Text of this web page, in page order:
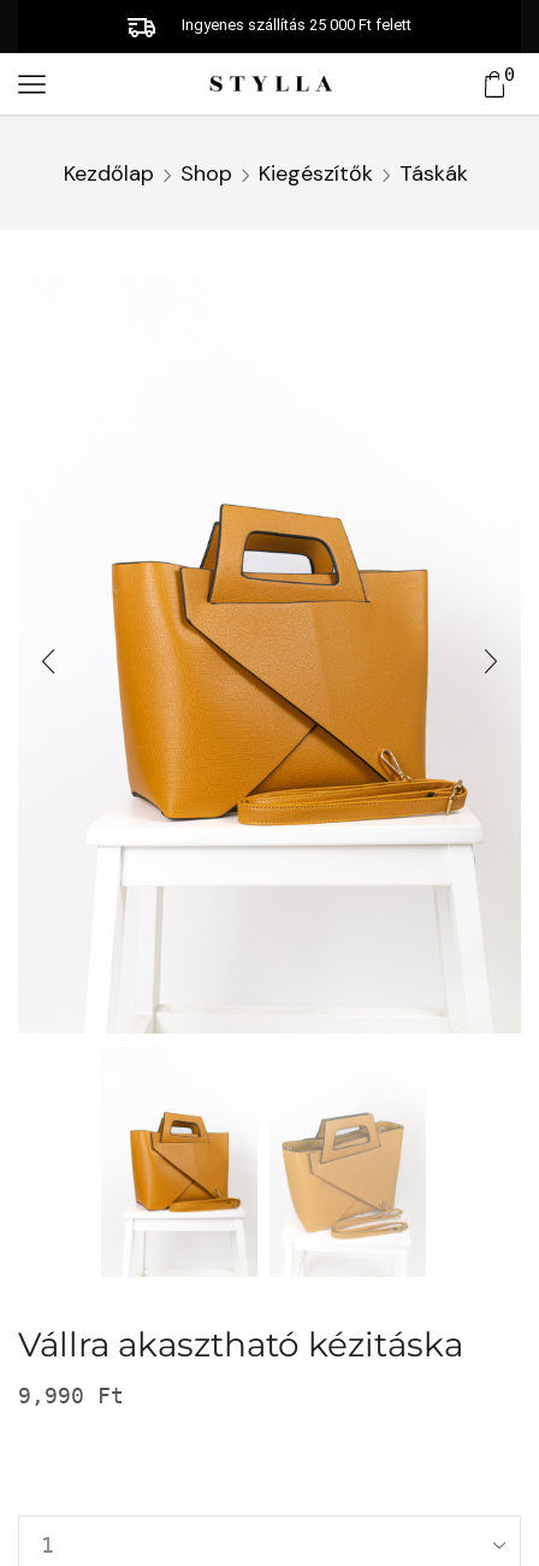
Ingyenes szállítás 25 000 Ft felett
0
Kezdőlap Shop Kiegészítők Táskák
Vállra akasztható kézitáska
9,990 Ft